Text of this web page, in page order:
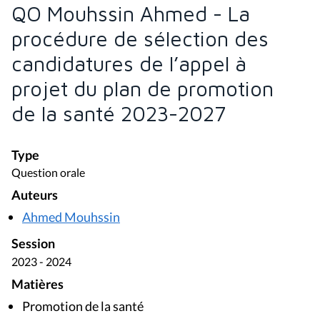
QO Mouhssin Ahmed - La
procédure de sélection des
candidatures de l’appel à
projet du plan de promotion
de la santé 2023-2027
Type
Question orale
Auteurs
Ahmed Mouhssin
Session
2023 - 2024
Matières
Promotion de la santé